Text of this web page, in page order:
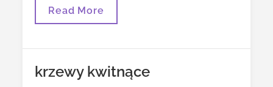
Automatycznie
Read More
krzewy kwitnące